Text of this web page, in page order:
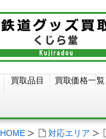
買取品目 買取価格一覧
HOME 対応エリア